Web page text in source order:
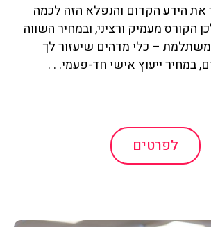
את הידע הקדום והנפלא הזה לכמה
הקורס מעמיק ורציני, ובמחיר השווה
– כלי מדהים שיעזור לך
במחיר ייעוץ אישי חד-פעמי. . .
לפרטים